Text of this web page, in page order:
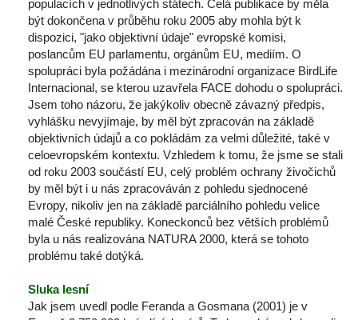
populacích v jednotlivých státech. Celá publikace by měla
být dokončena v průběhu roku 2005 aby mohla být k
dispozici, "jako objektivní údaje" evropské komisi,
poslancům EU parlamentu, orgánům EU, mediím. O
polupráci byla požádána i mezinárodní organizace BirdLife
Internacional, se kterou uzavřela FACE dohodu o spolupráci.
Jsem toho názoru, že jakýkoliv obecně závazný předpis,
vyhlášku nevyjímaje, by měl být zpracován na základě
objektivních údajů a co pokládám za velmi důležité, také v
celoevropském kontextu. Vzhledem k tomu, že jsme se stali
od roku 2003 součástí EU, celý problém ochrany živočichů
by měl být i u nás zpracováván z pohledu sjednocené
Evropy, nikoliv jen na základě parciálního pohledu velice
malé České republiky. Koneckonců bez větších problémů
byla u nás realizována NATURA 2000, která se tohoto
problému také dotýká.
Sluka lesní
Jak jsem uvedl podle Feranda a Gosmana (2001) je v